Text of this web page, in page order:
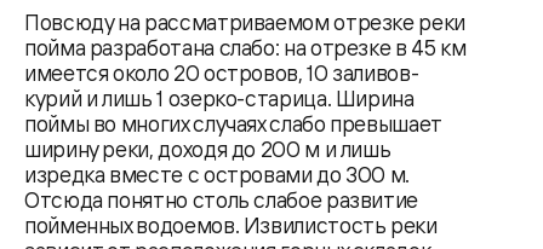
Повсюду на рассматриваемом отрезке реки
пойма разработана слабо: на отрезке в 45 км
имеется около 20 островов, 10 заливов-
курий и лишь 1 озерко-старица. Ширина
поймы во многих случаях слабо превышает
ширину реки, доходя до 200 м и лишь
изредка вместе с островами до 300 м.
Отсюда понятно столь слабое развитие
пойменных водоемов. Извилистость реки